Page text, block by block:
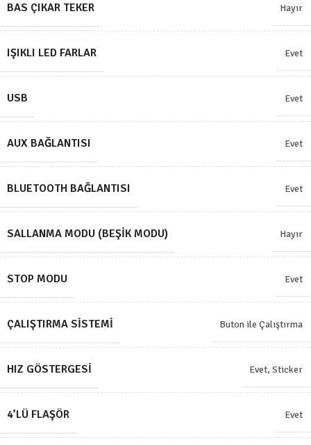
BAS ÇIKAR TEKER Hayır
IŞIKLI LED FARLAR Evet
USB Evet
AUX BAĞLANTISI Evet
BLUETOOTH BAĞLANTISI Evet
SALLANMA MODU (BEŞIK MODU) Hayır
STOP MODU Evet
ÇALIŞTIRMA SISTEMI Buton ile Çalıştırma
HIZ GÖSTERGESI Evet, Sticker
4’LÜ FLAŞÖR Evet